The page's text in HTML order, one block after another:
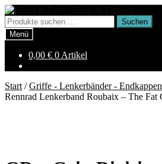
Zur
Navigation
springen
Zum
Inhalt
springen
Suchen
nach:
Suchen
Menü
0,00 € 0 Artikel
Start /Griffe - Lenkerbänder - Endkappen
Rennrad Lenkerband Roubaix – The Fat